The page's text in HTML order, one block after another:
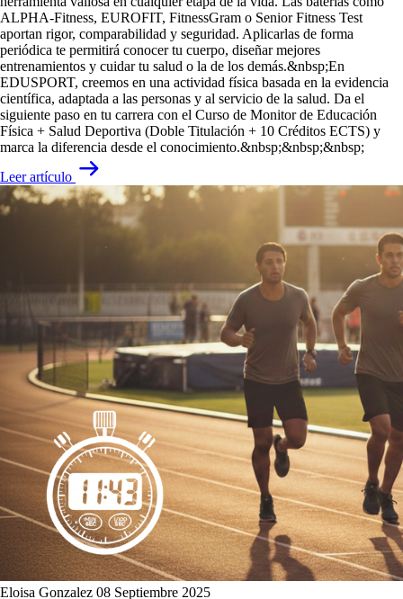
ALPHA-Fitness, EUROFIT, FitnessGram o Senior Fitness Test
aportan rigor, comparabilidad y seguridad. Aplicarlas de forma
periódica te permitirá conocer tu cuerpo, diseñar mejores
entrenamientos y cuidar tu salud o la de los demás.&nbsp;En
EDUSPORT, creemos en una actividad física basada en la evidencia
científica, adaptada a las personas y al servicio de la salud. Da el
siguiente paso en tu carrera con el Curso de Monitor de Educación
Física + Salud Deportiva (Doble Titulación + 10 Créditos ECTS) y
marca la diferencia desde el conocimiento.&nbsp;&nbsp;&nbsp;
Leer artículo
Eloisa Gonzalez 08 Septiembre 2025